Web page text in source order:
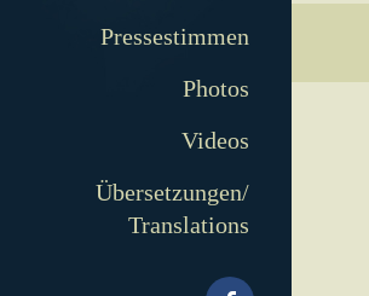
Pressestimmen
Photos
Videos
Übersetzungen/
Translations